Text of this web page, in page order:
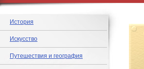
История
Искусство
Путешествия и география